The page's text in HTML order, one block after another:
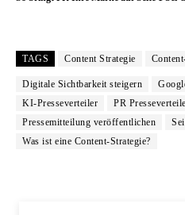
TAGS Content Strategie
Digitale Sichtbarkeit steigern
KI-Presseverteiler
PR
Pressemitteilung veröffentlichen
Was ist eine Content-Strategie?